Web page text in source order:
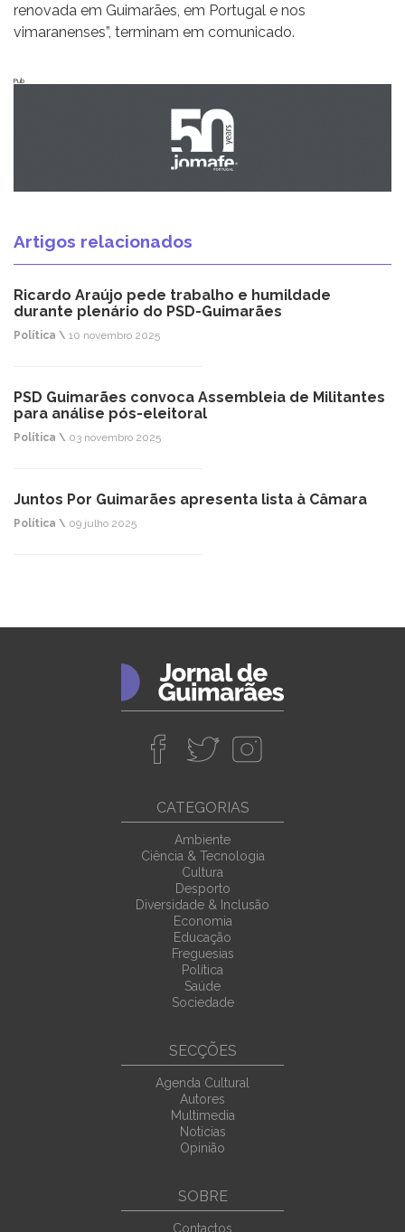
renovada em Guimarães, em Portugal e nos
vimaranenses”, terminam em comunicado.
Pub
Artigos relacionados
Ricardo Araújo pede trabalho e humildade
durante plenário do PSD-Guimarães
Política \ 10 novembro 2025
PSD Guimarães convoca Assembleia de Militantes
para análise pós-eleitoral
Política \ 03 novembro 2025
Juntos Por Guimarães apresenta lista à Câmara
Política \ 09 julho 2025
CATEGORIAS
Ambiente
Ciência & Tecnologia
Cultura
Desporto
Diversidade & Inclusão
Economia
Educação
Freguesias
Política
Saúde
Sociedade
SECÇÕES
Agenda Cultural
Autores
Multimedia
Noticias
Opinião
SOBRE
Contactos